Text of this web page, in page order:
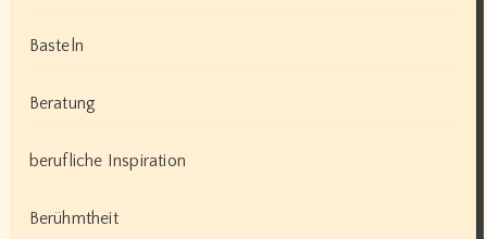
Basteln
Beratung
berufliche Inspiration
Berühmtheit